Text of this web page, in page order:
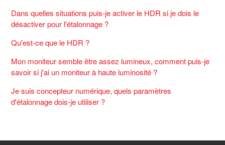
Dans quelles situations puis-je activer le HDR si je dois le
désactiver pour l'étalonnage ?
Qu'est-ce que le HDR ?
Mon moniteur semble être assez lumineux, comment puis-je
savoir si j'ai un moniteur à haute luminosité ?
Je suis concepteur numérique, quels paramètres
d'étalonnage dois-je utiliser ?